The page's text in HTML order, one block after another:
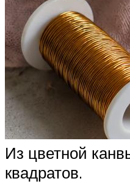
Из цветной
квадратов.